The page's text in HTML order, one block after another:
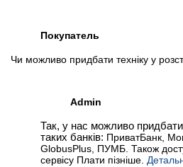
Покупатель
Чи можливо придбати техніку у
Admin
Так, у нас можливо придбати
таких банків: ПриватБанк,
GlobusPlus, ПУМБ. Також
сервісу Плати пізніше.